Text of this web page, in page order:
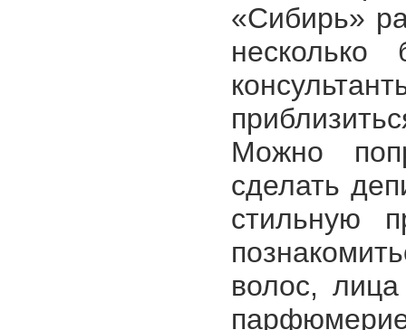
«Сибирь»
Можно
сделать
стильную
волос,